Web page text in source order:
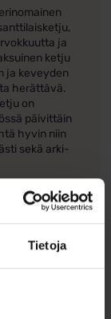
Tietoja
ja
ketju
ja keveyden
herättävä.
on
päivittäin
hyvin niin
sekä arki-
ketju)